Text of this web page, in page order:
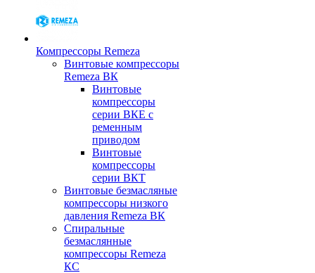
Компрессоры Remeza
Винтовые компрессоры
Remeza ВК
Винтовые
компрессоры
серии ВКЕ с
ременным
приводом
Винтовые
компрессоры
серии ВКТ
Винтовые безмасляные
компрессоры низкого
давления Remeza ВК
Спиральные
безмаслянные
компрессоры Remeza
КС